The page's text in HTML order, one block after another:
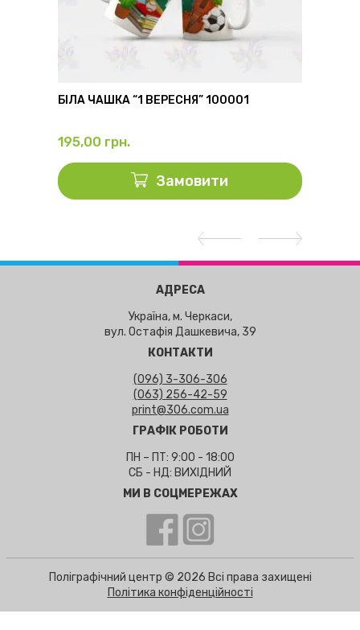
БІЛА ЧАШКА “1 ВЕРЕСНЯ” 100001
195,00 грн.
Замовити
АДРЕСА
Україна, м. Черкаси,
вул. Остафія Дашкевича, 39
КОНТАКТИ
(096) 3-306-306
(063) 256-42-59
print@306.com.ua
ГРАФІК РОБОТИ
ПН – ПТ: 9:00 - 18:00
СБ - НД: ВИХІДНИЙ
МИ В СОЦМЕРЕЖАХ
Поліграфічний центр © 2026 Всі права захищені
Політика конфіденційності